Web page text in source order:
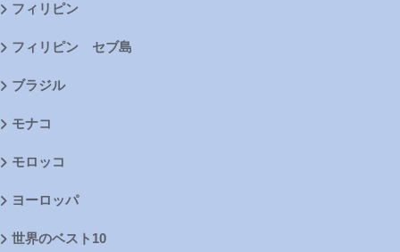
フィリピン
フィリピン セブ島
ブラジル
モナコ
モロッコ
ヨーロッパ
世界のベスト10